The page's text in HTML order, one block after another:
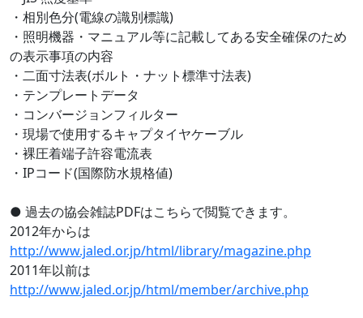
・相別色分(電線の識別標識)
・照明機器・マニュアル等に記載してある安全確保のため
の表示事項の内容
・二面寸法表(ボルト・ナット標準寸法表)
・テンプレートデータ
・コンバージョンフィルター
・現場で使用するキャプタイヤケーブル
・裸圧着端子許容電流表
・IPコード(国際防水規格値)
● 過去の協会雑誌PDFはこちらで閲覧できます。
2012年からは
http://www.jaled.or.jp/html/library/magazine.php
2011年以前は
http://www.jaled.or.jp/html/member/archive.php